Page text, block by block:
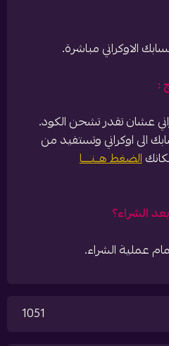
الاوكراني مباشرة.
:
عشان تقدر تشحن الكود.
الى اوكراني وتستفيد من
الضغط هــنــــا
الشراء؟
عملية الشراء.
1051